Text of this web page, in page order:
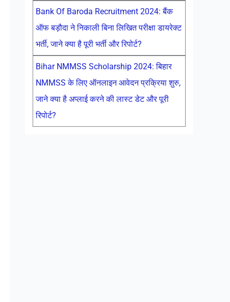
Bank Of Baroda Recruitment 2024: बैंक
ऑफ बड़ौदा ने निकाली बिना लिखित परीक्षा डायरेक्ट
भर्ती, जाने क्या है पूरी भर्ती और रिपोर्ट?
Bihar NMMSS Scholarship 2024: बिहार
NMMSS के लिए ऑनलाइन आवेदन प्रक्रिया शुरु,
जाने क्या है अप्लाई करने की लास्ट डेट और पूरी
रिपोर्ट?